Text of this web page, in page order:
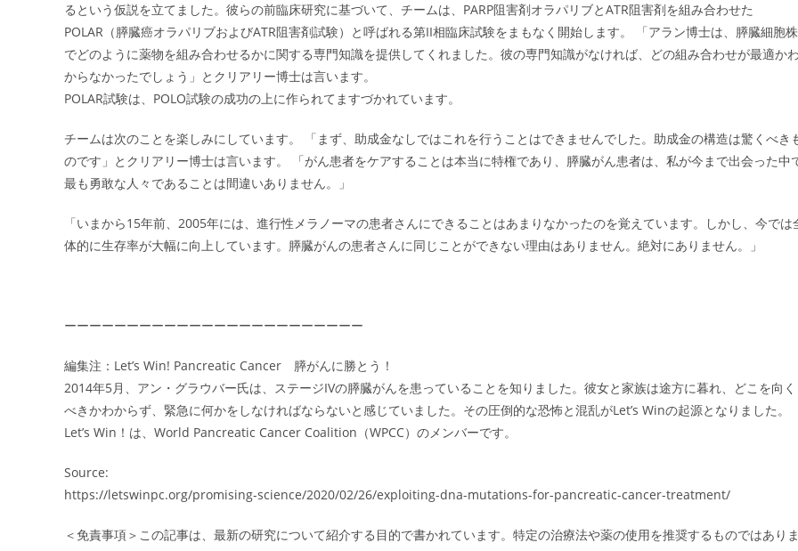
るという仮説を立てました。彼らの前臨床研究に基づいて、チームは、PARP阻害剤オラパリブとATR阻害剤を組み合わせた
POLAR（膵臓癌オラパリブおよびATR阻害剤試験）と呼ばれる第II相臨床試験をまもなく開始します。 「アラン博士は、膵臓細胞株
でどのように薬物を組み合わせるかに関する専門知識を提供してくれました。彼の専門知識がなければ、どの組み合わせが最適かわ
からなかったでしょう」とクリアリー博士は言います。
POLAR試験は、POLO試験の成功の上に作られてますづかれています。
チームは次のことを楽しみにしています。 「まず、助成金なしではこれを行うことはできませんでした。助成金の構造は驚くべき
のです」とクリアリー博士は言います。 「がん患者をケアすることは本当に特権であり、膵臓がん患者は、私が今まで出会った中
最も勇敢な人々であることは間違いありません。」
「いまから15年前、2005年には、進行性メラノーマの患者さんにできることはあまりなかったのを覚えています。しかし、今では
体的に生存率が大幅に向上しています。膵臓がんの患者さんに同じことができない理由はありません。絶対にありません。」
ーーーーーーーーーーーーーーーーーーーーーーーー
編集注：Let’s Win! Pancreatic Cancer 膵がんに勝とう！
2014年5月、アン・グラウバー氏は、ステージIVの膵臓がんを患っていることを知りました。彼女と家族は途方に暮れ、どこを向く
べきかわからず、緊急に何かをしなければならないと感じていました。その圧倒的な恐怖と混乱がLet’s Winの起源となりました。
Let’s Win！は、World Pancreatic Cancer Coalition（WPCC）のメンバーです。
Source:
https://letswinpc.org/promising-science/2020/02/26/exploiting-dna-mutations-for-pancreatic-cancer-treatment/
＜免責事項＞この記事は、最新の研究について紹介する目的で書かれています。特定の治療法や薬の使用を推奨するものではありま